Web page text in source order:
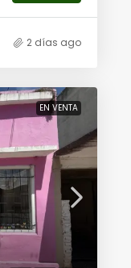
2 días ago
EN VENTA